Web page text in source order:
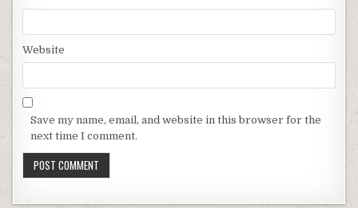
Website
Save my name, email, and website in this browser for the
next time I comment.